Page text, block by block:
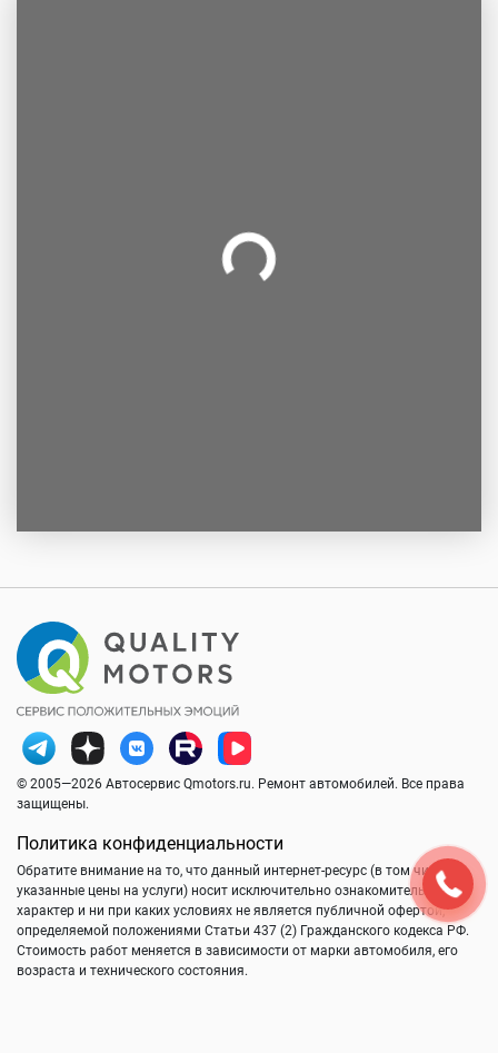
© 2005—2026 Автосервис Qmotors.ru. Ремонт автомобилей. Все права
защищены.
Политика конфиденциальности
Обратите внимание на то, что данный интернет-ресурс (в том числе
указанные цены на услуги) носит исключительно ознакомительный
характер и ни при каких условиях не является публичной офертой,
определяемой положениями Статьи 437 (2) Гражданского кодекса РФ.
Стоимость работ меняется в зависимости от марки автомобиля, его
возраста и технического состояния.